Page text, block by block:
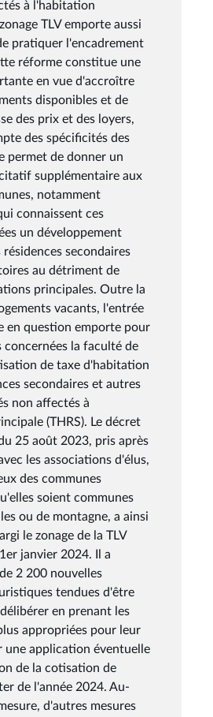
à l'habitation
TLV emporte aussi
pratiquer l'encadrement
réforme constitue une
en vue d'accroître
disponibles et de
des prix et des loyers,
des spécificités des
permet de donner un
supplémentaire aux
notamment
connaissent ces
un développement
secondaires
au détriment de
principales. Outre la
vacants, l'entrée
en question emporte pour
concernées la faculté de
de taxe d'habitation
secondaires et autres
non affectés à
(THRS). Le décret
25 août 2023, pris après
les associations d'élus,
des communes
soient communes
ou de montagne, a ainsi
le zonage de la TLV
janvier 2024. Il a
2 200 nouvelles
tendues d'être
en prenant les
appropriées pour leur
application éventuelle
de la cotisation de
de l'année 2024. Au-
d'autres mesures